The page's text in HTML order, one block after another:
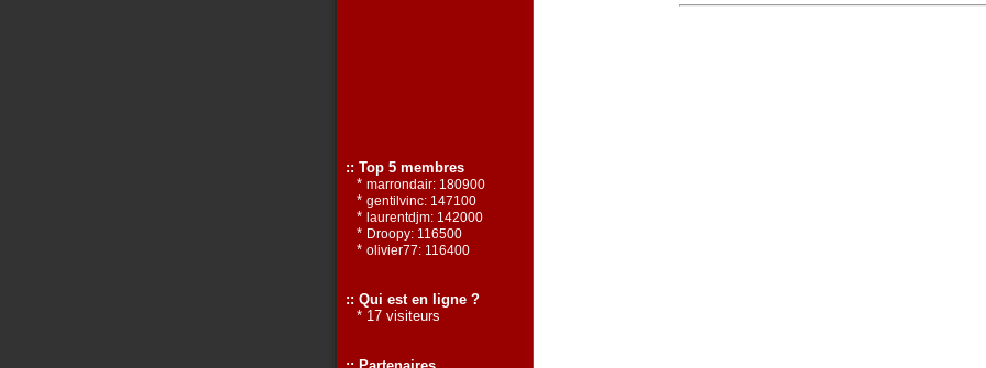
:: Top 5 membres
* marrondair: 180900
* gentilvinc: 147100
* laurentdjm: 142000
* Droopy: 116500
* olivier77: 116400
:: Qui est en ligne ?
* 17 visiteurs